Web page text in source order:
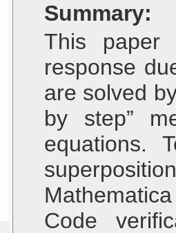
Summary:
This paper
response
are solved
by step”
equations.
Code